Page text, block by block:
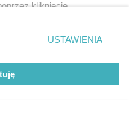
kliknięcie
ustawień prywatności
rogu strony
wymagają zgody
się takiemu
miały zastosowanie tylko
USTAWIENIA